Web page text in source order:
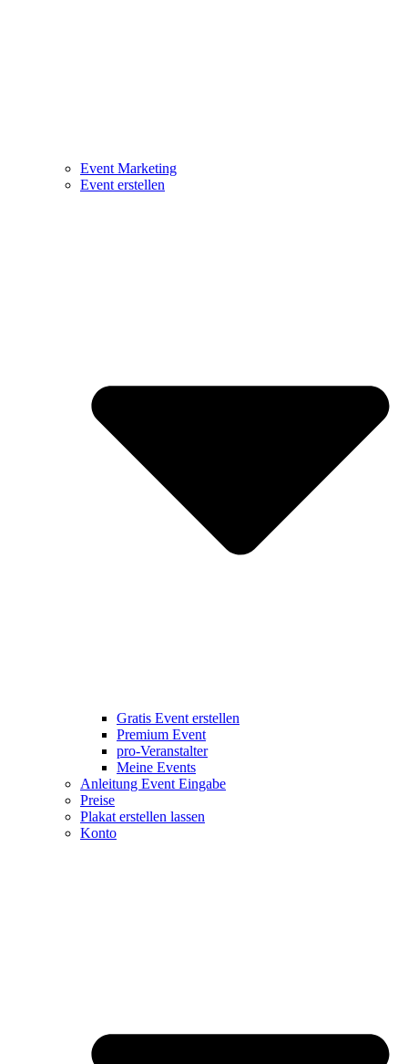
Event Marketing
Event erstellen
Gratis Event erstellen
Premium Event
pro-Veranstalter
Meine Events
Anleitung Event Eingabe
Preise
Plakat erstellen lassen
Konto